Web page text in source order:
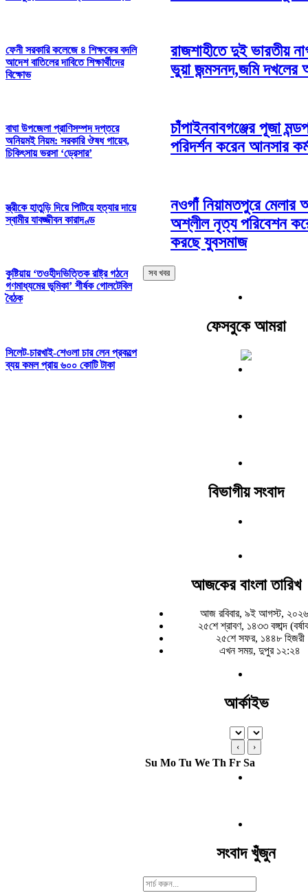
ফেনী সরকারি কলেজে ৪ শিক্ষকের বদলি
আদেশ বাতিলের দাবিতে শিক্ষার্থীদের
বিক্ষোভ
বাঘা উপজেলা প্রাণিসম্পদ দপ্তরে
অনিয়মই নিয়ম: সরকারি ঔষধ গায়েব,
চিকিৎসায় ভরসা ‘ড্রেসার’
স্ত্রীকে হাতুড়ি দিয়ে পিটিয়ে হত্যার দায়ে
স্বামীর যাবজ্জীবন কারাদণ্ড
কুষ্টিয়ায় ‘তওহীদভিত্তিক রাষ্ট্র গঠনে
গণমাধ্যমের ভূমিকা’ শীর্ষক গোলটেবিল
বৈঠক
সিলেট-চারখাই-শেওলা চার লেন প্রকল্পে
ব্যয় কমল প্রায় ৬০০ কোটি টাকা
রাজশাহীতে দুই ভারতীয়
ভুয়া জন্মসনদ,জমি দখলের
চাঁপাইনবাবগঞ্জের পূজা
পরিদর্শন করেন আনসার
নওগাঁ নিয়ামতপুরে মেলার
অশ্লীল নৃত্য পরিবেশন
করছে যুবসমাজ
সব খবর
ফেসবুকে আমরা
বিভাগীয় সংবাদ
আজকের বাংলা তারিখ
আজ রবিবার, ৯ই আগস্ট,
২৫শে শ্রাবণ, ১৪৩৩ বঙ্গাব্দ
২৫শে সফর, ১৪৪৮ হিজরী
এখন সময়, দুপুর ১২:২৪
আর্কাইভ
‹ ›
Su Mo Tu We Th Fr Sa
সংবাদ খুঁজুন
Search